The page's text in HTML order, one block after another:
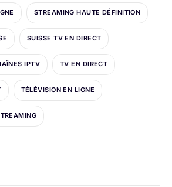
STREAMING HAUTE DÉFINITION
SUISSE TV EN DIRECT
IPTV TV EN DIRECT
TÉLÉVISION EN LIGNE